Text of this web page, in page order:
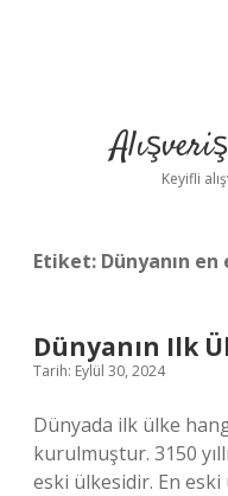
Keyifli
Etiket: Dünyanın
Dünyanın Ilk
Tarih: Eylül 30, 2024
Dünyada ilk ülke
kurulmuştur. 3150
eski ülkesidir. En